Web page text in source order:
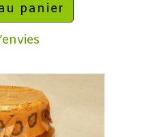
panier